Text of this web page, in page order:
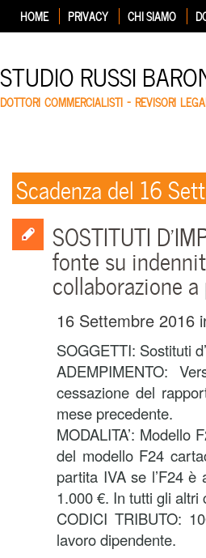
HOME PRIVACY CHI SIAMO
STUDIO RUSSI
DOTTORI COMMERCIALISTI – REVISORI
Scadenza del 16
SOSTITUTI
fonte su
collaborazione
16 Settembre 2016
SOGGETTI: Sostituti
ADEMPIMENTO:
cessazione del
mese precedente.
MODALITA’: Modello
del modello F24
partita IVA se l’F24
1.000 €. In tutti gli
CODICI TRIBUTO:
lavoro dipendente.